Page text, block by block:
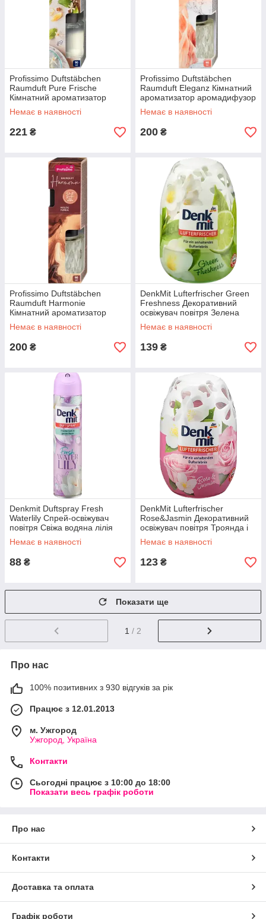
Profissimo Duftstäbchen
Raumduft Pure Frische
Кімнатний ароматизатор
аромадифузор Свіжість
чистоти 90 мл
Немає в наявності
221 ₴
Profissimo Duftstäbchen
Raumduft Eleganz Кімнатний
ароматизатор аромадифузор
Елегант 90 мл
Немає в наявності
200 ₴
Profissimo Duftstäbchen
Raumduft Harmonie
Кімнатний ароматизатор
аромадифузор Гармонія 90
мл
Немає в наявності
200 ₴
DenkMit Lufterfrischer Green
Freshness Декоративний
освіжувач повітря Зелена
свіжість 150 мл
Немає в наявності
139 ₴
Denkmit Duftspray Fresh
Waterlily Спрей-освіжувач
повітря Свіжа водяна лілія
300 мл
Немає в наявності
88 ₴
DenkMit Lufterfrischer
Rose&Jasmin Декоративний
освіжувач повітря Троянда і
жасмин 150 мл
Немає в наявності
123 ₴
Показати ще
1 / 2
Про нас
100% позитивних з 930 відгуків за рік
Працює з 12.01.2013
м. Ужгород
Ужгород, Україна
Контакти
Сьогодні працює з 10:00 до 18:00
Показати весь графік роботи
Про нас
Контакти
Доставка та оплата
Графік роботи